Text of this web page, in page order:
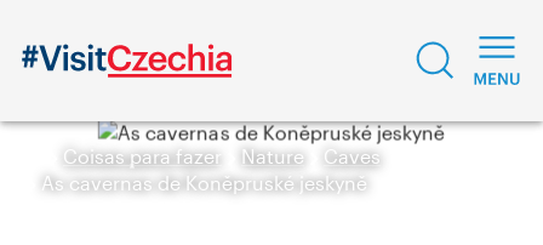
Coisas para fazer Nature
Caves
As cavernas de Koněpruské jeskyně